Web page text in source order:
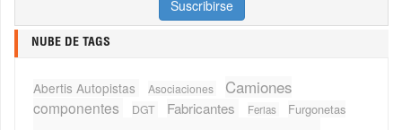
NUBE DE TAGS
Abertis Autopistas Asociaciones Camiones
componentes DGT Fabricantes Ferias Furgonetas